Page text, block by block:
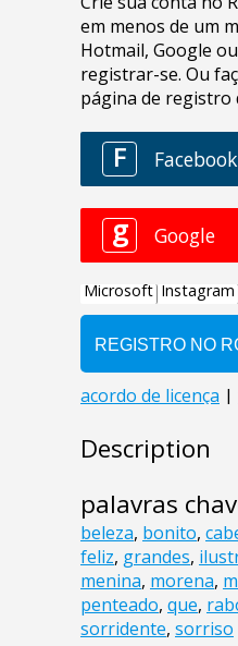
Description
palavras
beleza, bonito,
feliz, grandes,
menina, morena,
penteado, que,
sorridente, sorriso